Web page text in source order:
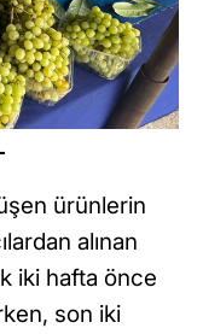
ürünlerin
alınan
iki hafta önce
son iki